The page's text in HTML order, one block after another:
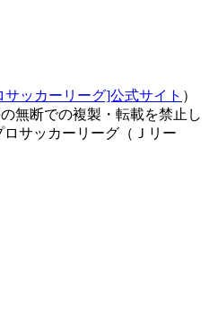
サッカーリーグ]公式サイト ）
無断での複製・転載を禁止し
サッカーリーグ（Ｊリー